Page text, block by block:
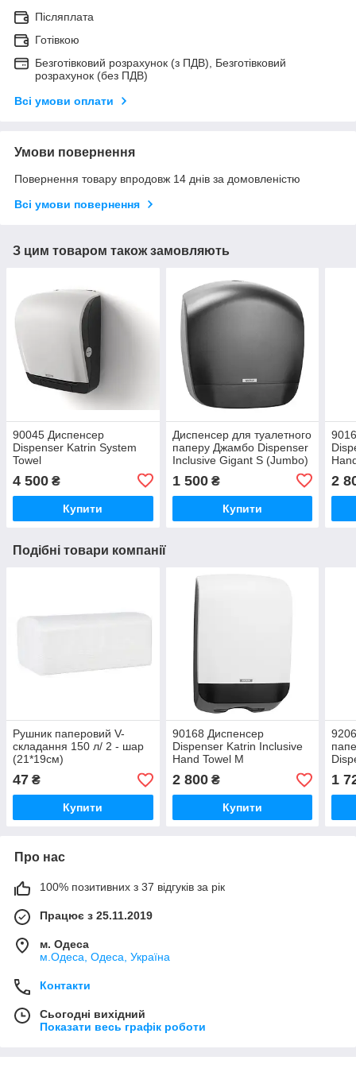
Післяплата
Готівкою
Безготівковий розрахунок (з ПДВ), Безготівковий
розрахунок (без ПДВ)
Всі умови оплати
Умови повернення
Повернення товару впродовж 14 днів за домовленістю
Всі умови повернення
З цим товаром також замовляють
90045 Диспенсер
Dispenser Katrin System
Towel
4 500 ₴
Купити
Диспенсер для туалетного
паперу Джамбо Dispenser
Inclusive Gigant S (Jumbo)
1 500₴
Купити
2
Подібні товари компанії
Рушник паперовий V-
складання 150 л/ 2 - шар
(21*19см)
47 ₴
Купити
90168 Диспенсер
Dispenser Katrin Inclusive
Hand Towel M
2 800₴
Купити
1
Про нас
100% позитивних з 37 відгуків за рік
Працює з 25.11.2019
м. Одеса
м.Одеса, Одеса, Україна
Контакти
Сьогодні вихідний
Показати весь графік роботи